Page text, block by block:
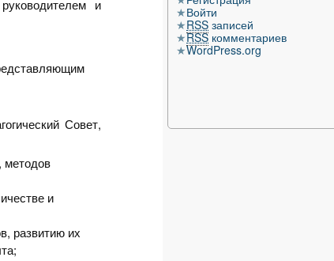
и
Совет,
методов
и
развитию их
Войти
RSS записей
RSS комментариев
WordPress.org